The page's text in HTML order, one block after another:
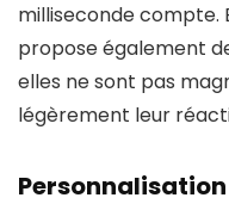
milliseconde compte.
propose également
elles ne sont pas
légèrement leur
Personnalisation